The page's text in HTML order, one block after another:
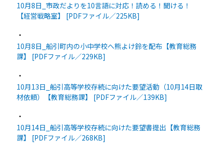
10月8日_市政だよりを10言語に対応！読める！聞ける！
【経営戦略室】 [PDFファイル／225KB]
・
10月8日_船引町内の小中学校へ熊よけ鈴を配布【教育総務
課】 [PDFファイル／229KB]
・
10月13日_船引高等学校存続に向けた要望活動（10月14日取
材依頼）【教育総務課】 [PDFファイル／139KB]
・
10月14日_船引高等学校存続に向けた要望書提出【教育総務
課】 [PDFファイル／268KB]